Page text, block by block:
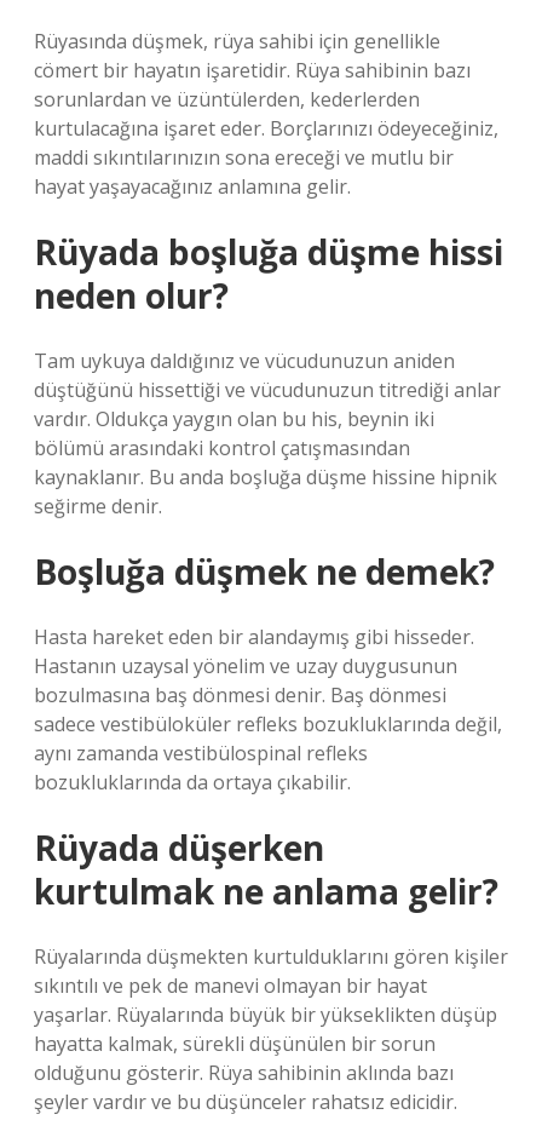
Rüyasında düşmek, rüya sahibi için genellikle
cömert bir hayatın işaretidir. Rüya sahibinin bazı
sorunlardan ve üzüntülerden, kederlerden
kurtulacağına işaret eder. Borçlarınızı ödeyeceğiniz,
maddi sıkıntılarınızın sona ereceği ve mutlu bir
hayat yaşayacağınız anlamına gelir.
Rüyada boşluğa düşme hissi
neden olur?
Tam uykuya daldığınız ve vücudunuzun aniden
düştüğünü hissettiği ve vücudunuzun titrediği anlar
vardır. Oldukça yaygın olan bu his, beynin iki
bölümü arasındaki kontrol çatışmasından
kaynaklanır. Bu anda boşluğa düşme hissine hipnik
seğirme denir.
Boşluğa düşmek ne demek?
Hasta hareket eden bir alandaymış gibi hisseder.
Hastanın uzaysal yönelim ve uzay duygusunun
bozulmasına baş dönmesi denir. Baş dönmesi
sadece vestibüloküler refleks bozukluklarında değil,
aynı zamanda vestibülospinal refleks
bozukluklarında da ortaya çıkabilir.
Rüyada düşerken
kurtulmak ne anlama gelir?
Rüyalarında düşmekten kurtulduklarını gören kişiler
sıkıntılı ve pek de manevi olmayan bir hayat
yaşarlar. Rüyalarında büyük bir yükseklikten düşüp
hayatta kalmak, sürekli düşünülen bir sorun
olduğunu gösterir. Rüya sahibinin aklında bazı
şeyler vardır ve bu düşünceler rahatsız edicidir.